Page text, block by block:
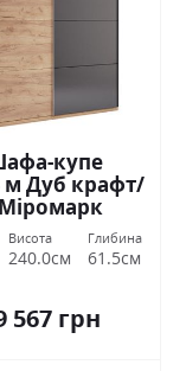
купе
м Дуб крафт/
Висота
240.0см
Глибина
61.5см
567 грн